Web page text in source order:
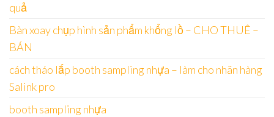
quả
Bàn xoay chụp hình sản phẩm khổng lồ – CHO THUÊ –
BÁN
cách tháo lắp booth sampling nhựa – làm cho nhãn hàng
Salink pro
booth sampling nhựa